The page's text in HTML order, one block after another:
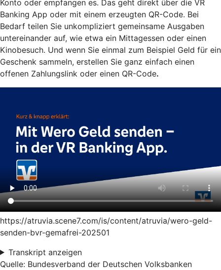
Konto oder empfangen es. Das geht direkt über die VR
Banking App oder mit einem erzeugten QR-Code. Bei
Bedarf teilen Sie unkompliziert gemeinsame Ausgaben
untereinander auf, wie etwa ein Mittagessen oder einen
Kinobesuch. Und wenn Sie einmal zum Beispiel Geld für ein
Geschenk sammeln, erstellen Sie ganz einfach einen
offenen Zahlungslink oder einen QR-Code.
https://atruvia.scene7.com/is/content/atruvia/wero-geld-
senden-bvr-gemafrei-202501
Transkript anzeigen
Quelle: Bundesverband der Deutschen Volksbanken